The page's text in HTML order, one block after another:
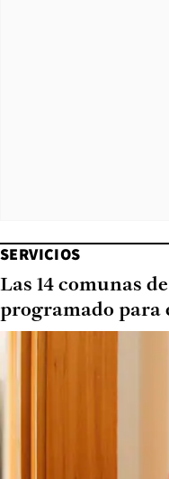
SERVICIOS
Las 14 comunas
programado para